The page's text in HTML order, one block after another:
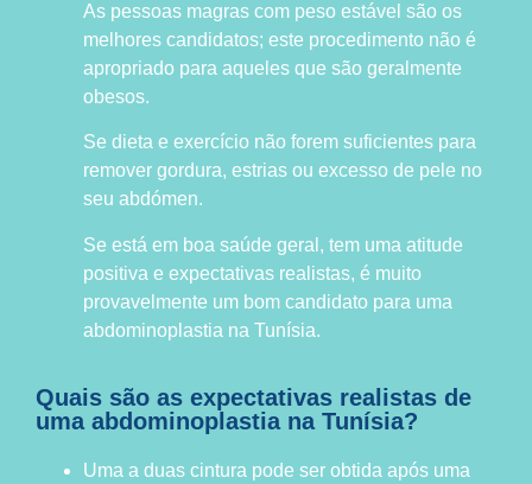
As pessoas magras com peso estável são os
melhores candidatos; este procedimento não é
apropriado para aqueles que são geralmente
obesos.
Se dieta e exercício não forem suficientes para
remover gordura, estrias ou excesso de pele no
seu abdómen.
Se está em boa saúde geral, tem uma atitude
positiva e expectativas realistas, é muito
provavelmente um bom candidato para uma
abdominoplastia na Tunísia.
Quais são as expectativas realistas de
uma abdominoplastia na Tunísia?
Uma a duas cintura pode ser obtida após uma